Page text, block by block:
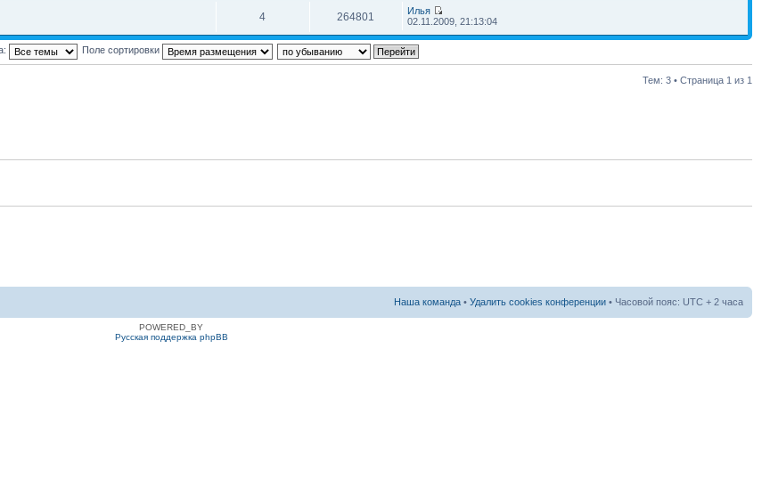
4 264801
Илья
02.11.2009, 21:13:04
Поле сортировки
Тем: 3 • Страница 1 из 1
Наша команда • Удалить cookies конференции • Часовой пояс: UTC + 2 часа
POWERED_BY
Русская поддержка phpBB